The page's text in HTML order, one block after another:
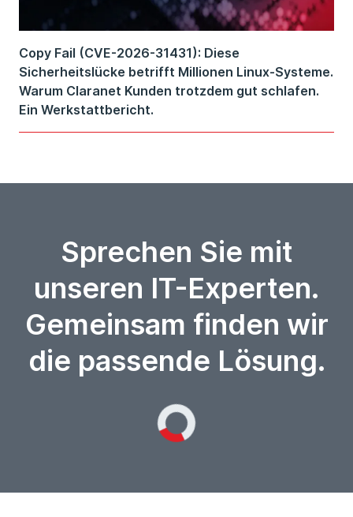
Copy Fail (CVE-2026-31431): Diese
Sicherheitslücke betrifft Millionen Linux-Systeme.
Warum Claranet Kunden trotzdem gut schlafen.
Ein Werkstattbericht.
Sprechen Sie mit
unseren IT-Experten.
Gemeinsam finden wir
die passende Lösung.